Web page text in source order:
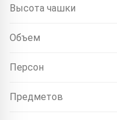
Высота чашки
Объем
Персон
Предметов